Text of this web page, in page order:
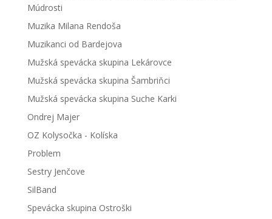
Múdrosti
Muzika Milana Rendoša
Muzikanci od Bardejova
Mužská spevácka skupina Lekárovce
Mužská spevácka skupina Šambriňci
Mužská spevácka skupina Suche Karki
Ondrej Majer
OZ Kolysočka - Kolíska
Problem
Sestry Jenčove
SilBand
Spevácka skupina Ostroški